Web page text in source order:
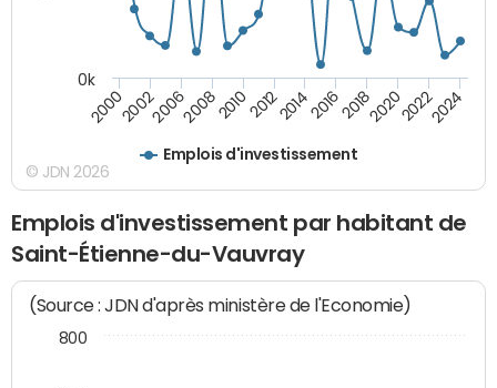
Emplois d'investissement
200020022006200820102012201420162018202020222024
0k
© JDN 2026
Emplois d'investissement par habitant de
Saint-Étienne-du-Vauvray
(Source : JDN d'après ministère de l'Economie)
800